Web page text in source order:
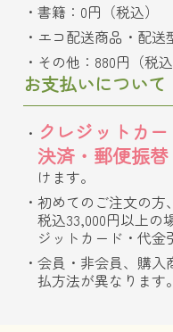
書籍：0円（税込）
エコ配送商品・配送
その他：880円（税込
お支払いについて
クレジットカ
決済・郵便振
けます。
初めてのご注文の方
税込33,000円以上の
ジットカード・代金
会員・非会員、購入
払方法が異なります。